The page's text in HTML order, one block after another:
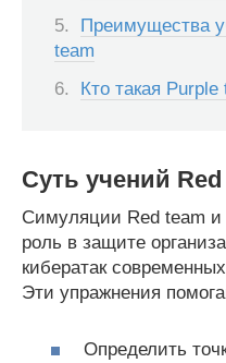
Преимущества
team
Кто такая Purple
Суть учений
Симуляции Red team
роль в защите
кибератак
Эти упражнения
Определить